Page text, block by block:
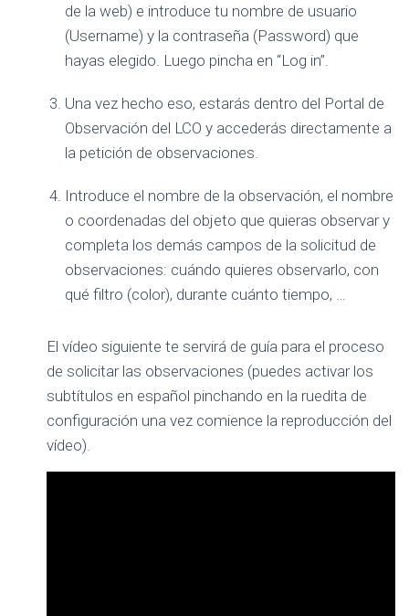
de la web) e introduce tu nombre de usuario
(Username) y la contraseña (Password) que
hayas elegido. Luego pincha en “Log in”.
Una vez hecho eso, estarás dentro del Portal de
Observación del LCO y accederás directamente a
la petición de observaciones.
Introduce el nombre de la observación, el nombre
o coordenadas del objeto que quieras observar y
completa los demás campos de la solicitud de
observaciones: cuándo quieres observarlo, con
qué filtro (color), durante cuánto tiempo, …
El vídeo siguiente te servirá de guía para el proceso
de solicitar las observaciones (puedes activar los
subtítulos en español pinchando en la ruedita de
configuración una vez comience la reproducción del
vídeo).